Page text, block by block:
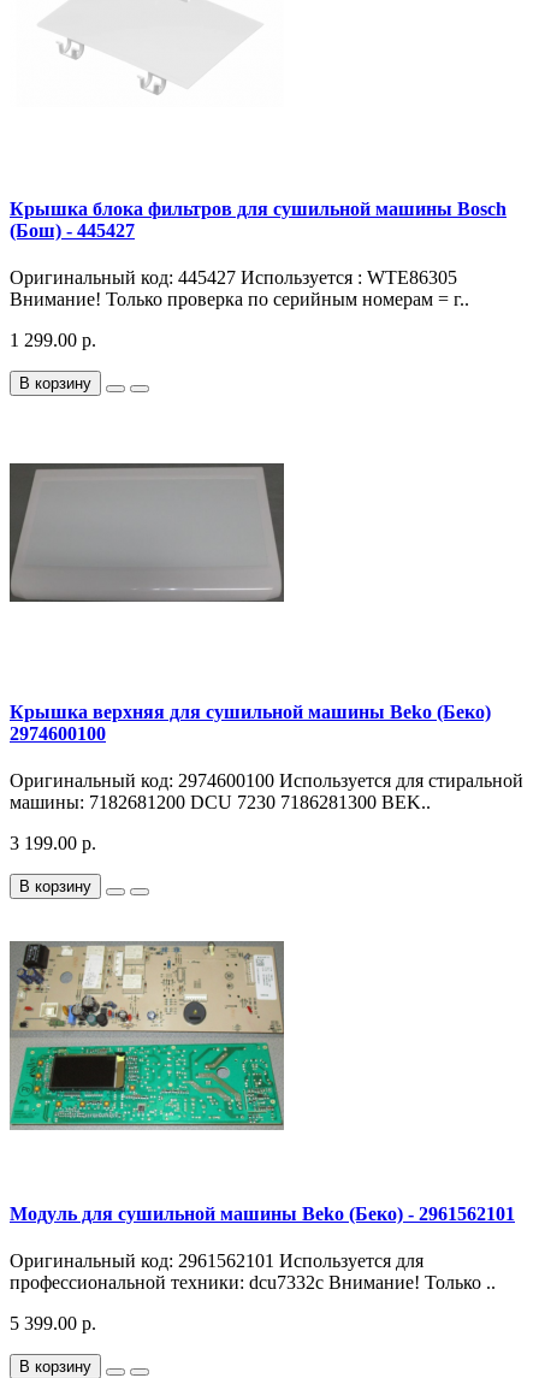
Крышка блока фильтров для сушильной машины Bosch
(Бош) - 445427
Оригинальный код: 445427 Используется : WTE86305
Внимание! Только проверка по серийным номерам = г..
1 299.00 р.
В корзину
Крышка верхняя для сушильной машины Beko (Беко)
2974600100
Оригинальный код: 2974600100 Используется для стиральной
машины: 7182681200 DCU 7230 7186281300 BEK..
3 199.00 р.
В корзину
Модуль для сушильной машины Beko (Беко) - 2961562101
Оригинальный код: 2961562101 Используется для
профессиональной техники: dcu7332c Внимание! Только ..
5 399.00 р.
В корзину